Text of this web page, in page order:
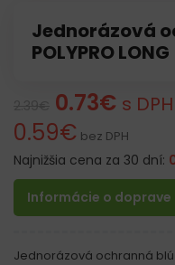
Jednorázová
POLYPRO LONG
0.73€ s DPH
0.59€ bez DPH
Najnižšia cena za 30 dní:
Informácie o
Jednorázová ochranná